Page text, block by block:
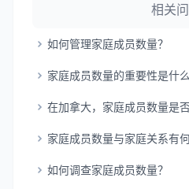
相关
如何管理家庭成员数量？
家庭成员数量的重要性是什么
在加拿大，家庭成员数量是
家庭成员数量与家庭关系有
如何调查家庭成员数量？